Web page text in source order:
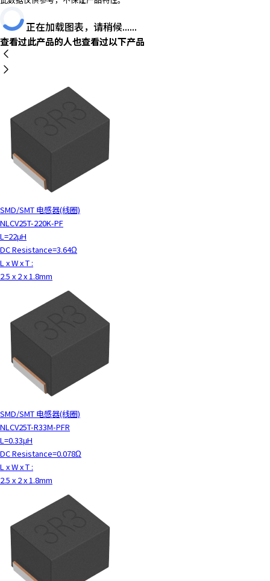
正在加载图表，请稍候......
查看过此产品的人也查看过以下产品
SMD/SMT 电感器(线圈)
NLCV25T-220K-PF
L=22μH
DC Resistance=3.64Ω
L x W x T :
2.5 x 2 x 1.8mm
SMD/SMT 电感器(线圈)
NLCV25T-R33M-PFR
L=0.33μH
DC Resistance=0.078Ω
L x W x T :
2.5 x 2 x 1.8mm